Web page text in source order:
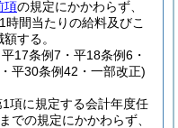
項の規定にかかわらず、
間当たりの給料及びこ
する。
17条例7・平18条例6・
平30条例42・一部改正)
項に規定する会計年度任
までの規定にかかわらず、